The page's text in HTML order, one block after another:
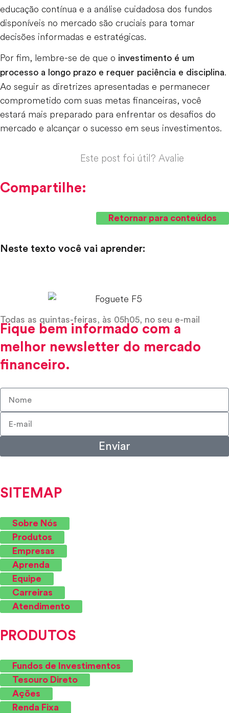
educação contínua e a análise cuidadosa dos fundos
disponíveis no mercado são cruciais para tomar
decisões informadas e estratégicas.
Por fim, lembre-se de que o investimento é um
processo a longo prazo e requer paciência e disciplina.
Ao seguir as diretrizes apresentadas e permanecer
comprometido com suas metas financeiras, você
estará mais preparado para enfrentar os desafios do
mercado e alcançar o sucesso em seus investimentos.
Este post foi útil? Avalie
Compartilhe:
Retornar para conteúdos
Neste texto você vai aprender:
Todas as quintas-feiras, às 05h05, no seu e-mail
Fique bem informado com a
melhor newsletter do mercado
financeiro.
Enviar
SITEMAP
Sobre Nós
Produtos
Empresas
Aprenda
Equipe
Carreiras
Atendimento
PRODUTOS
Fundos de Investimentos
Tesouro Direto
Ações
Renda Fixa